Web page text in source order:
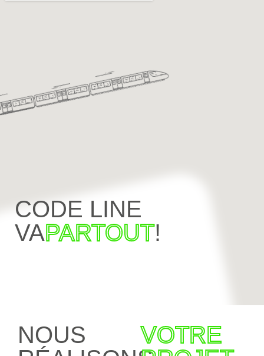
CODE LINE
VAPARTOUT!
NOUS
VOTRE